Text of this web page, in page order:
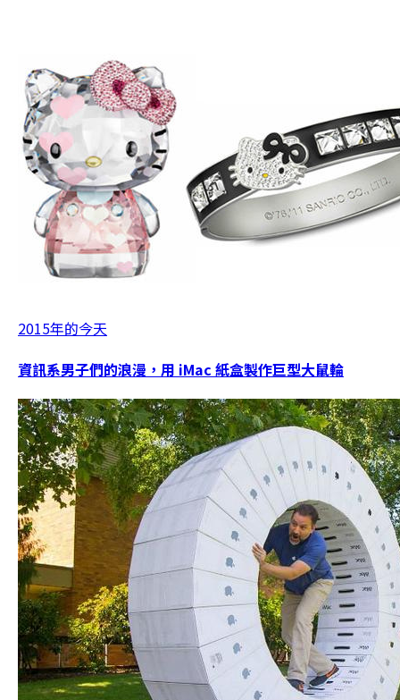
2015年的今天
資訊系男子們的浪漫，用 iMac 紙盒製作巨型大鼠輪